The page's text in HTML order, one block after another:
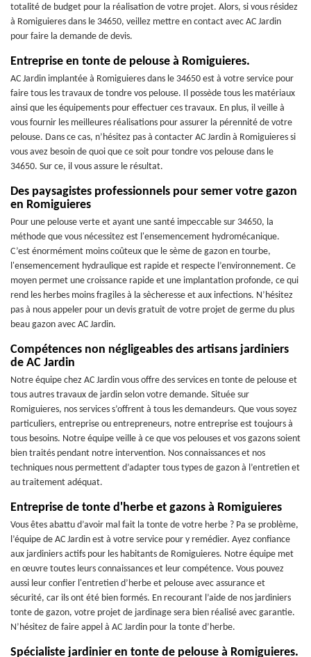
totalité de budget pour la réalisation de votre projet. Alors, si vous résidez
à Romiguieres dans le 34650, veillez mettre en contact avec AC Jardin
pour faire la demande de devis.
Entreprise en tonte de pelouse à Romiguieres.
AC Jardin implantée à Romiguieres dans le 34650 est à votre service pour
faire tous les travaux de tondre vos pelouse. Il possède tous les matériaux
ainsi que les équipements pour effectuer ces travaux. En plus, il veille à
vous fournir les meilleures réalisations pour assurer la pérennité de votre
pelouse. Dans ce cas, n’hésitez pas à contacter AC Jardin à Romiguieres si
vous avez besoin de quoi que ce soit pour tondre vos pelouse dans le
34650. Sur ce, il vous assure le résultat.
Des paysagistes professionnels pour semer votre gazon
en Romiguieres
Pour une pelouse verte et ayant une santé impeccable sur 34650, la
méthode que vous nécessitez est l'ensemencement hydromécanique.
C’est énormément moins coûteux que le sème de gazon en tourbe,
l'ensemencement hydraulique est rapide et respecte l’environnement. Ce
moyen permet une croissance rapide et une implantation profonde, ce qui
rend les herbes moins fragiles à la sècheresse et aux infections. N’hésitez
pas à nous appeler pour un devis gratuit de votre projet de germe du plus
beau gazon avec AC Jardin.
Compétences non négligeables des artisans jardiniers
de AC Jardin
Notre équipe chez AC Jardin vous offre des services en tonte de pelouse et
tous autres travaux de jardin selon votre demande. Située sur
Romiguieres, nos services s’offrent à tous les demandeurs. Que vous soyez
particuliers, entreprise ou entrepreneurs, notre entreprise est toujours à
tous besoins. Notre équipe veille à ce que vos pelouses et vos gazons soient
bien traités pendant notre intervention. Nos connaissances et nos
techniques nous permettent d’adapter tous types de gazon à l’entretien et
au traitement adéquat.
Entreprise de tonte d'herbe et gazons à Romiguieres
Vous êtes abattu d’avoir mal fait la tonte de votre herbe ? Pa se problème,
l’équipe de AC Jardin est à votre service pour y remédier. Ayez confiance
aux jardiniers actifs pour les habitants de Romiguieres. Notre équipe met
en œuvre toutes leurs connaissances et leur compétence. Vous pouvez
aussi leur confier l'entretien d’herbe et pelouse avec assurance et
sécurité, car ils ont été bien formés. En recourant l’aide de nos jardiniers
tonte de gazon, votre projet de jardinage sera bien réalisé avec garantie.
N’hésitez de faire appel à AC Jardin pour la tonte d’herbe.
Spécialiste jardinier en tonte de pelouse à Romiguieres.